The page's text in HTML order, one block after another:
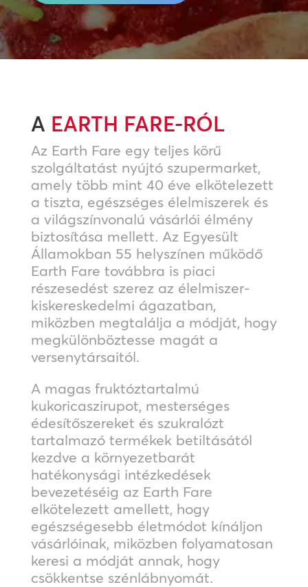
A EARTH FARE-RÓL
Az Earth Fare egy teljes körű
szolgáltatást nyújtó szupermarket,
amely több mint 40 éve elkötelezett
a tiszta, egészséges élelmiszerek és
a világszínvonalú vásárlói élmény
biztosítása mellett. Az Egyesült
Államokban 55 helyszínen működő
Earth Fare továbbra is piaci
részesedést szerez az élelmiszer-
kiskereskedelmi ágazatban,
miközben megtalálja a módját, hogy
megkülönböztesse magát a
versenytársaitól.
A magas fruktóztartalmú
kukoricaszirupot, mesterséges
édesítőszereket és szukralózt
tartalmazó termékek betiltásától
kezdve a környezetbarát
hatékonysági intézkedések
bevezetéséig az Earth Fare
elkötelezett amellett, hogy
egészségesebb életmódot kínáljon
vásárlóinak, miközben folyamatosan
keresi a módját annak, hogy
csökkentse szénlábnyomát.